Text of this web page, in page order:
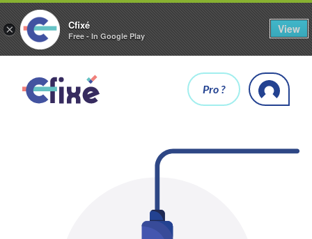
× Cfixé
Free - In Google Play
View
Pro ?